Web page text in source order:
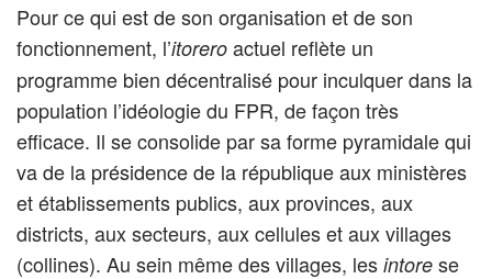
Pour ce qui est de son organisation et de son
fonctionnement, l’itorero actuel reflète un
programme bien décentralisé pour inculquer dans la
population l’idéologie du FPR, de façon très
efficace. Il se consolide par sa forme pyramidale qui
va de la présidence de la république aux ministères
et établissements publics, aux provinces, aux
districts, aux secteurs, aux cellules et aux villages
(collines). Au sein même des villages, les intore se